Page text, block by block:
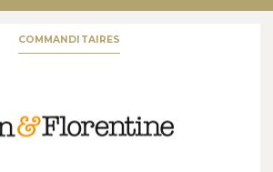
COMMANDITAIRES